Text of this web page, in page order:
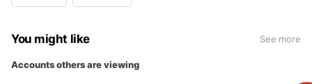
You might like See more
Accounts others are viewing